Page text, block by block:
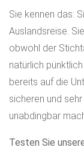
Sie kennen das:
Auslandsreise.
obwohl der
natürlich
bereits auf die
sicheren und
unabdingbar
Testen Sie